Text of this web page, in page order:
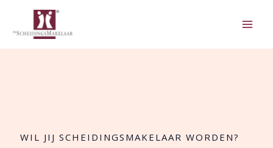
inhoud
WIL JIJ SCHEIDINGSMAKELAAR WORDEN?